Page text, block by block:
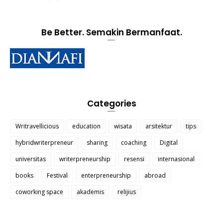
Be Better. Semakin Bermanfaat.
Categories
Writravellicious education wisata arsitektur
tips
hybridwriterpreneur
sharing coaching
Digital
universitas
writerpreneurship resensi
internasional
books
Festival enterpreneurship
abroad
coworking space
akademis relijius